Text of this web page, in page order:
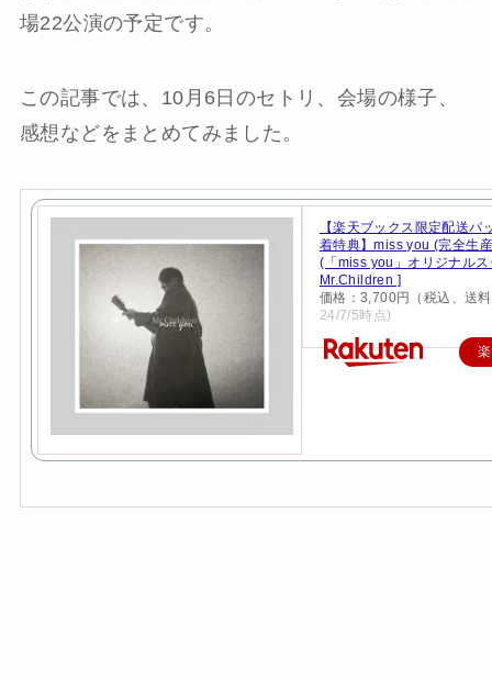
場22公演の予定です。
この記事では、10月6日のセトリ、会場の様子、
感想などをまとめてみました。
【楽天ブックス限定配送パ
着特典】miss you (完全生
(「miss you」オリジナル
Mr.Children ]
価格：3,700円（税込、送
24/7/5時点)